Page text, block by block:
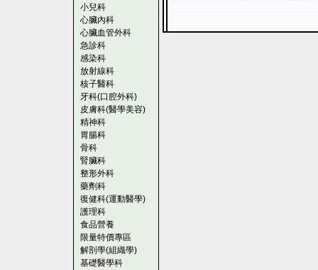
小兒科
心臟內科
心臟血管外科
急診科
感染科
放射線科
核子醫科
牙科(口腔外科)
皮膚科(醫學美容)
精神科
胃腸科
骨科
腎臟科
整形外科
藥劑科
復健科(運動醫學)
護理科
食品營養
限量特價專區
解剖學(組織學)
基礎醫學科